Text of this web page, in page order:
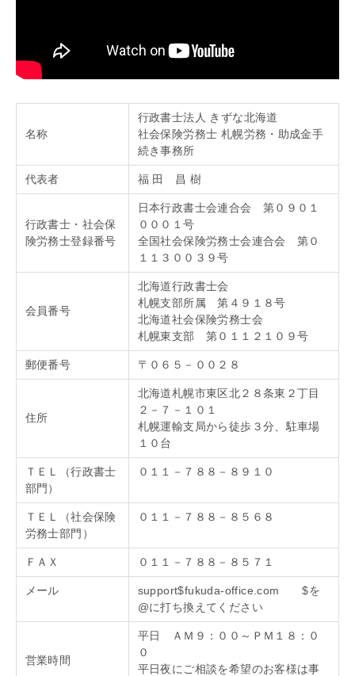
名称
行政書士法人 きずな北海道
社会保険労務士 札幌労務・助成金手
続き事務所
代表者 福 田 昌 樹
行政書士・社会保
険労務士登録番号
日本行政書士会連合会 第０９０１
０００１号
全国社会保険労務士会連合会 第０
１１３００３９号
会員番号
北海道行政書士会
札幌支部所属 第４９１８号
北海道社会保険労務士会
札幌東支部 第０１１２１０９号
郵便番号 〒０６５－００２８
住所
北海道札幌市東区北２８条東２丁目
２－７－１０１
札幌運輸支局から徒歩３分、駐車場
１０台
ＴＥＬ（行政書士
部門）
０１１－７８８－８９１０
ＴＥＬ（社会保険
労務士部門）
０１１－７８８－８５６８
ＦＡＸ ０１１－７８８－８５７１
メール
support$fukuda-office.com $を
@に打ち換えてください
営業時間
平日 ＡＭ９：００～ＰＭ１８：０
０
平日夜にご相談を希望のお客様は事